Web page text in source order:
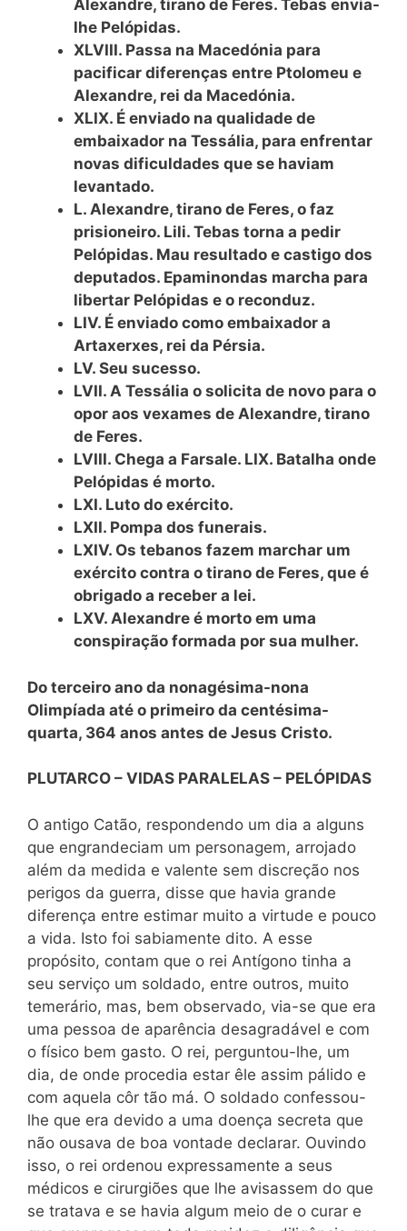
Alexandre, tirano de Feres. Tebas envia-
lhe Pelópidas.
XLVIII. Passa na Macedónia para
pacificar diferenças entre Ptolomeu e
Alexandre, rei da Macedónia.
XLIX. É enviado na qualidade de
embaixador na Tessália, para enfrentar
novas dificuldades que se haviam
levantado.
L. Alexandre, tirano de Feres, o faz
prisioneiro. Lili. Tebas torna a pedir
Pelópidas. Mau resultado e castigo dos
deputados. Epaminondas marcha para
libertar Pelópidas e o reconduz.
LIV. É enviado como embaixador a
Artaxerxes, rei da Pérsia.
LV. Seu sucesso.
LVII. A Tessália o solicita de novo para o
opor aos vexames de Alexandre, tirano
de Feres.
LVIII. Chega a Farsale. LIX. Batalha onde
Pelópidas é morto.
LXI. Luto do exército.
LXII. Pompa dos funerais.
LXIV. Os tebanos fazem marchar um
exército contra o tirano de Feres, que é
obrigado a receber a lei.
LXV. Alexandre é morto em uma
conspiração formada por sua mulher.
Do terceiro ano da nonagésima-nona
Olimpíada até o primeiro da centésima-
quarta, 364 anos antes de Jesus Cristo.
PLUTARCO – VIDAS PARALELAS – PELÓPIDAS
O antigo Catão, respondendo um dia a alguns
que engrandeciam um personagem, arrojado
além da medida e valente sem discreção nos
perigos da guerra, disse que havia grande
diferença entre estimar muito a virtude e pouco
a vida. Isto foi sabiamente dito. A esse
propósito, contam que o rei Antígono tinha a
seu serviço um soldado, entre outros, muito
temerário, mas, bem observado, via-se que era
uma pessoa de aparência desagradável e com
o físico bem gasto. O rei, perguntou-lhe, um
dia, de onde procedia estar êle assim pálido e
com aquela côr tão má. O soldado confessou-
lhe que era devido a uma doença secreta que
não ousava de boa vontade declarar. Ouvindo
isso, o rei ordenou expressamente a seus
médicos e cirurgiões que lhe avisassem do que
se tratava e se havia algum meio de o curar e